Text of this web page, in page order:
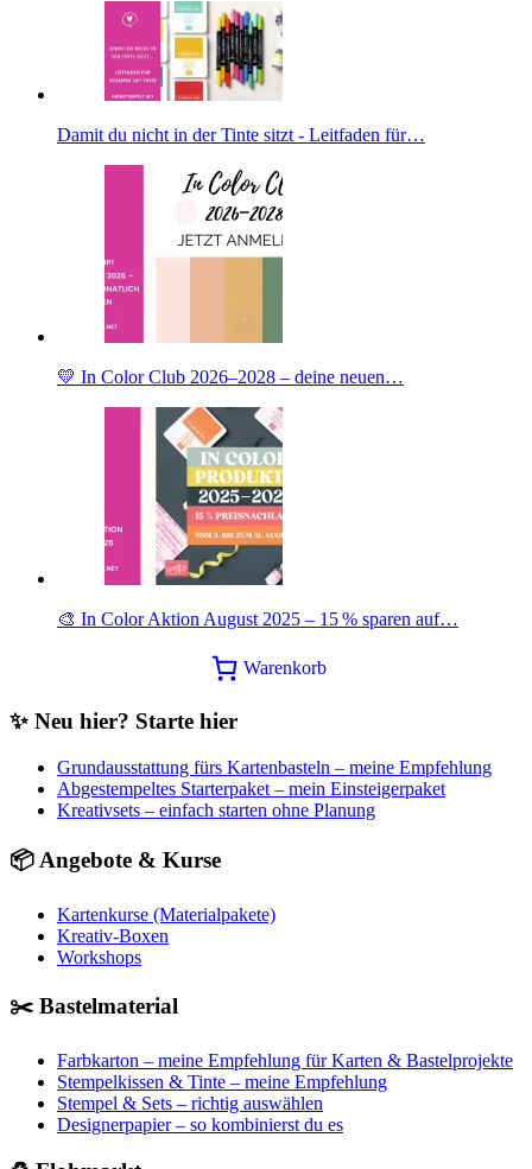
Damit du nicht in der Tinte sitzt - Leitfaden für…
💛 In Color Club 2026–2028 – deine neuen…
🎨 In Color Aktion August 2025 – 15 % sparen auf…
Warenkorb
✨ Neu hier? Starte hier
Grundausstattung fürs Kartenbasteln – meine Empfehlung
Abgestempeltes Starterpaket – mein Einsteigerpaket
Kreativsets – einfach starten ohne Planung
📦 Angebote & Kurse
Kartenkurse (Materialpakete)
Kreativ-Boxen
Workshops
✂️ Bastelmaterial
Farbkarton – meine Empfehlung für Karten & Bastelprojekte
Stempelkissen & Tinte – meine Empfehlung
Stempel & Sets – richtig auswählen
Designerpapier – so kombinierst du es